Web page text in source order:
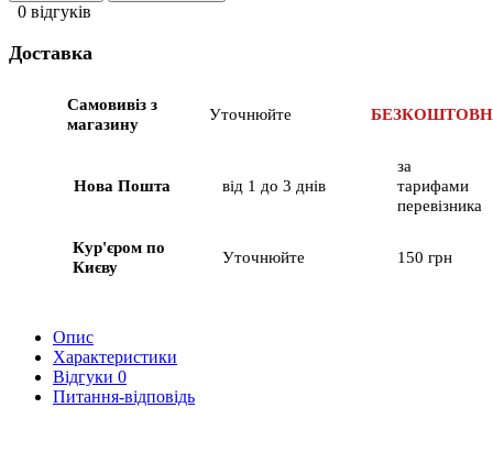
0 відгуків
Доставка
Самовивіз з
магазину
Уточнюйте
Нова Пошта від 1 до 3 днів
за
тарифами
перевізника
Кур'єром по
Києву
Уточнюйте 150 грн
Опис
Характеристики
Відгуки 0
Питання-відповідь